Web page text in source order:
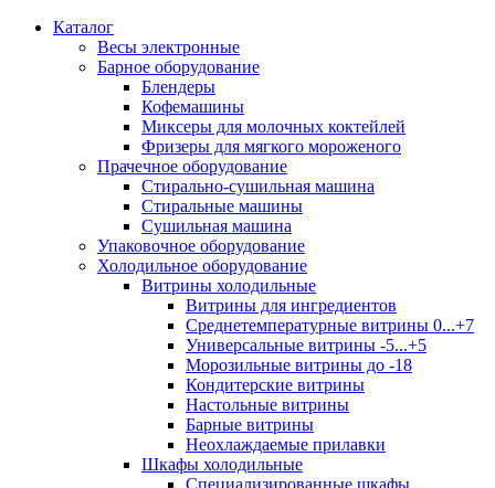
Каталог
Весы электронные
Барное оборудование
Блендеры
Кофемашины
Миксеры для молочных коктейлей
Фризеры для мягкого мороженого
Прачечное оборудование
Стирально-сушильная машина
Стиральные машины
Сушильная машина
Упаковочное оборудование
Холодильное оборудование
Витрины холодильные
Витрины для ингредиентов
Среднетемпературные витрины 0...+7
Универсальные витрины -5...+5
Морозильные витрины до -18
Кондитерские витрины
Настольные витрины
Барные витрины
Неохлаждаемые прилавки
Шкафы холодильные
Cпециализированные шкафы